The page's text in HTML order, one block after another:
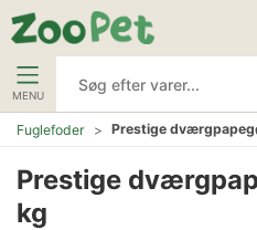
MENU
Fuglefoder Prestige
Prestige
kg